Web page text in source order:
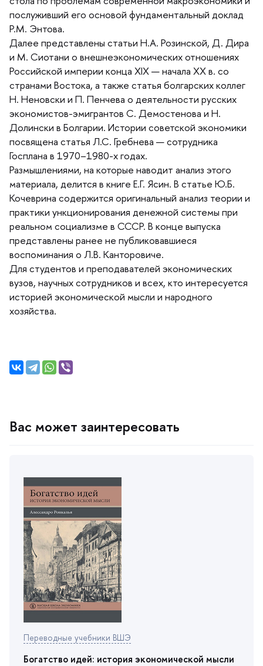
послуживший его основой фундаментальный доклад
Р.М. Энтова.
Далее представлены статьи Н.А. Розинской, Д. Дира
и М. Сиотани о внешнеэкономических отношениях
Российской империи конца XIX — начала XX в. со
странами Востока, а также статья болгарских колле
Н. Неновски и П. Пенчева о деятельности русских
экономистов-эмигрантов С. Демостенова и Н.
Долински в Болгарии. Истории советской экономики
посвящена статья Л.С. Гребнева — сотрудника
Госплана в 1970–1980-х годах.
Размышлениями, на которые наводит анализ этого
материала, делится в книге Е.Г. Ясин. В статье Ю.Б.
Кочеврина содержится оригинальный анализ теории и
практики ункционирования денежной системы при
реальном социализме в СССР. В конце выпуска
представлены ранее не публиковавшиеся
оспоминания о Л.В. Канторовиче.
Для студентов и преподавателей экономических
узов, научных сотрудников и всех, кто интересуется
историей экономической мысли и народного
хозяйства.
ас может заинтересовать
Переводные учебники ВШЭ
Богатство идей: история экономической мысли